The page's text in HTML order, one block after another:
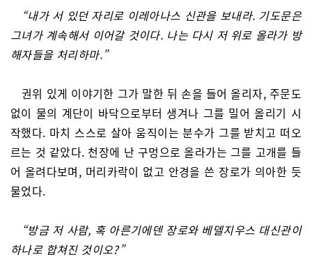
“내가 서 있던 자리로 이레아나스 신관을 보내라. 기도문은
그녀가 계속해서 이어갈 것이다. 나는 다시 저 위로 올라가 방
해자들을 처리하마.”
권위 있게 이야기한 그가 말한 뒤 손을 들어 올리자, 주문도
없이 물의 계단이 바닥으로부터 생겨나 그를 밀어 올리기 시
작했다. 마치 스스로 살아 움직이는 분수가 그를 받치고 떠오
르는 것 같았다. 천장에 난 구멍으로 올라가는 그를 고개를 들
어 올려다보며, 머리카락이 없고 안경을 쓴 장로가 의아한 듯
물었다.
“방금 저 사람, 혹 아른기에덴 장로와 베델지우스 대신관이
하나로 합쳐진 것이오?”